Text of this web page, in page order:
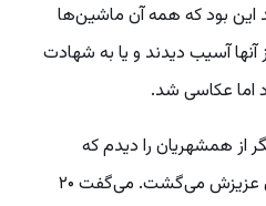
این بود که همه آن ماشین‌ها
آسیب دیدند و یا به شهادت
اما عکاسی شد.
از همشهریان را دیدم که
مستأصل ایستاده و مدام به دنبال عزیزش می‌گشت. می‌گفت ۲۰